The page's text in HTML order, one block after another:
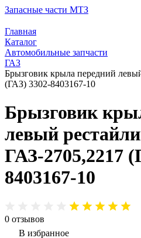
Запасные части МТЗ
Главная
Каталог
Автомобильные запчасти
ГАЗ
Брызговик крыла передний
(ГАЗ) 3302-8403167-10
Брызговик
левый
ГАЗ-2705,2217
8403167-10
0 отзывов
В избранное